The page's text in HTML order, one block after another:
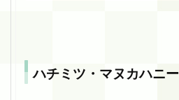
ハチミツ・マヌカハニー